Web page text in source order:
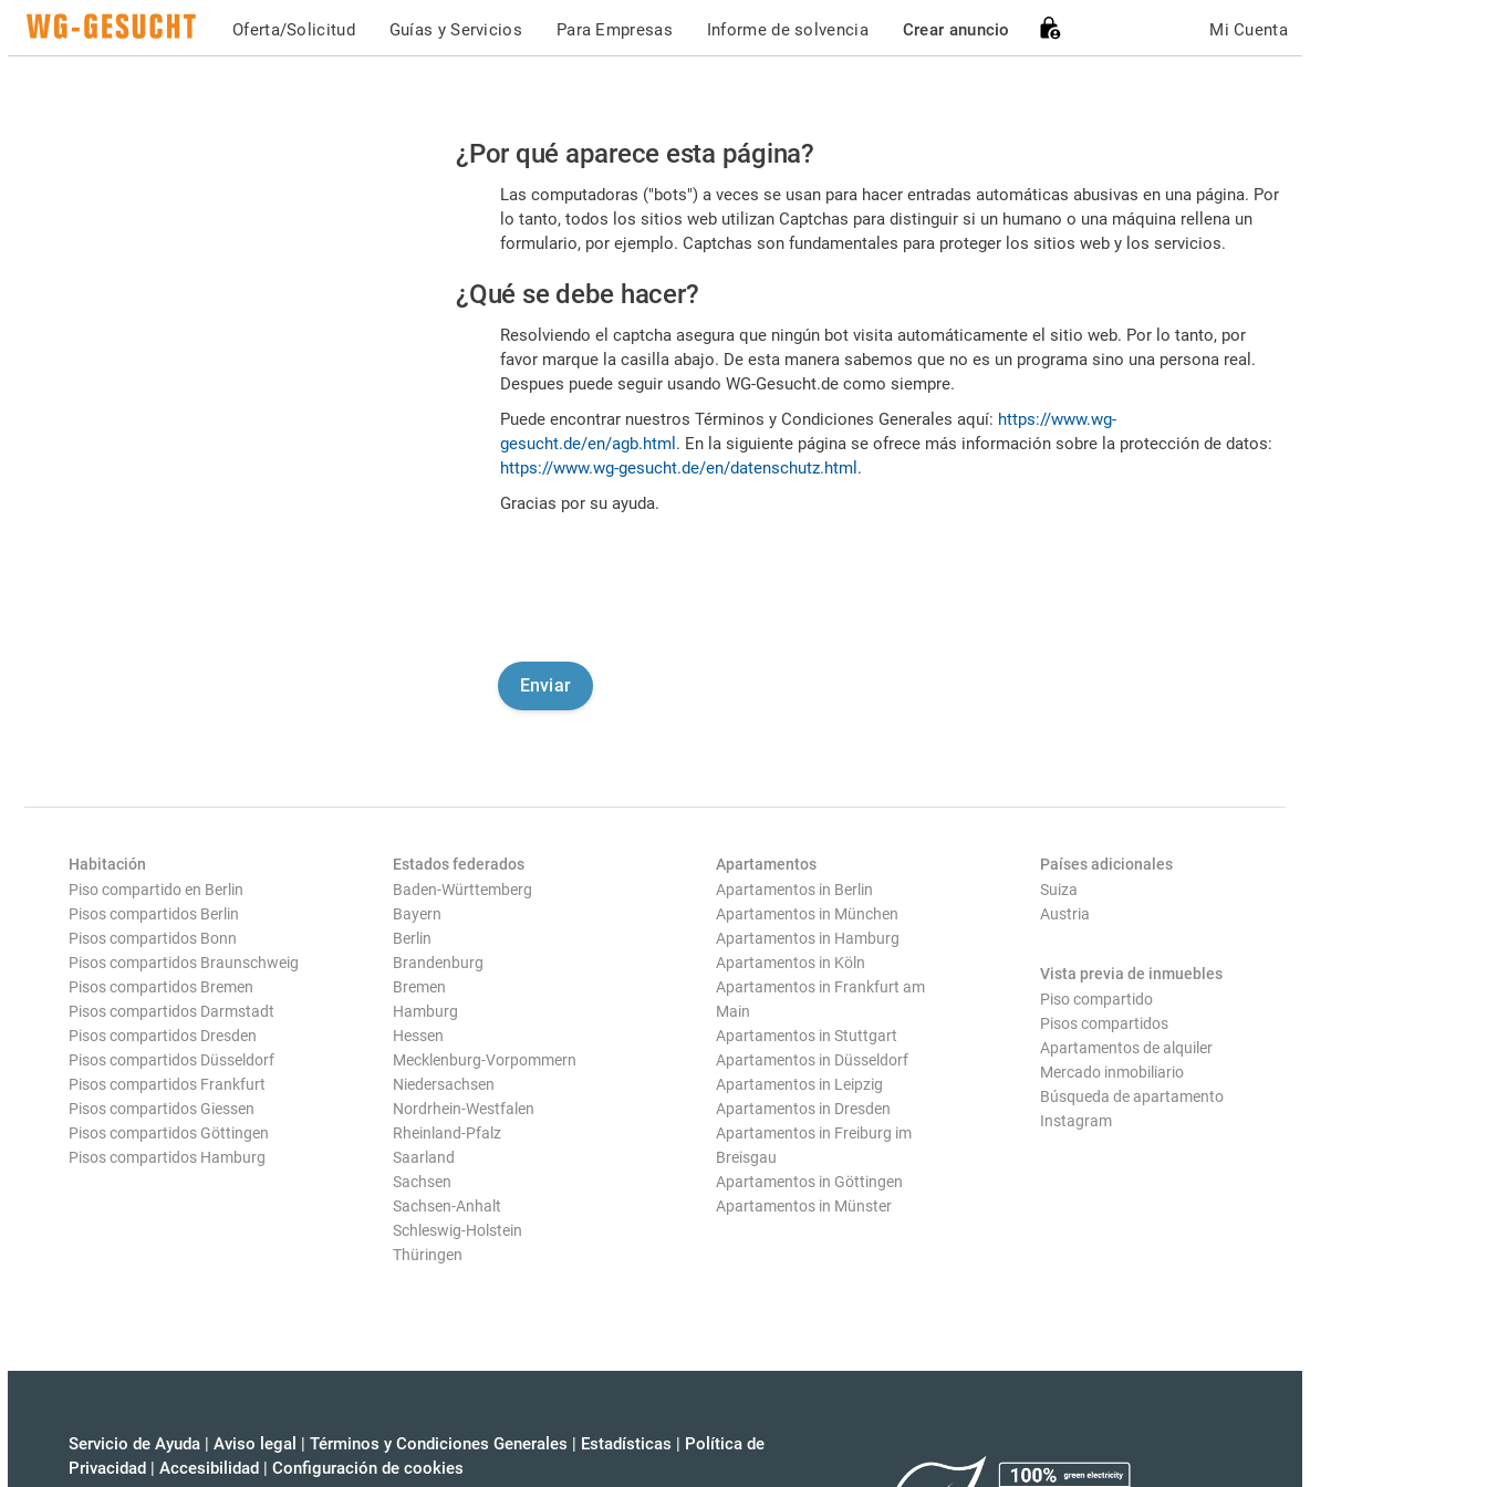
Oferta/Solicitud Guías y Servicios Para Empresas Informe de solvencia Crear anuncio Mi Cuenta
Por
favor,
confirme
es
humano
¿Por qué aparece esta página?
Las computadoras ("bots") a veces se usan para hacer entradas automáticas abusivas en una página. Por
lo tanto, todos los sitios web utilizan Captchas para distinguir si un humano o una máquina rellena un
formulario, por ejemplo. Captchas son fundamentales para proteger los sitios web y los servicios.
¿Qué se debe hacer?
Resolviendo el captcha asegura que ningún bot visita automáticamente el sitio web. Por lo tanto, por
favor marque la casilla abajo. De esta manera sabemos que no es un programa sino una persona real.
Despues puede seguir usando WG-Gesucht.de como siempre.
Puede encontrar nuestros Términos y Condiciones Generales aquí: https://www.wg-
gesucht.de/en/agb.html . En la siguiente página se ofrece más información sobre la protección de datos:
https://www.wg-gesucht.de/en/datenschutz.html .
Gracias por su ayuda.
Habitación
Piso compartido en Berlin
Pisos compartidos Berlin
Pisos compartidos Bonn
Pisos compartidos Braunschweig
Pisos compartidos Bremen
Pisos compartidos Darmstadt
Pisos compartidos Dresden
Pisos compartidos Düsseldorf
Pisos compartidos Frankfurt
Pisos compartidos Giessen
Pisos compartidos Göttingen
Pisos compartidos Hamburg
Estados federados
Baden-Württemberg
Bayern
Berlin
Brandenburg
Bremen
Hamburg
Hessen
Mecklenburg-Vorpommern
Niedersachsen
Nordrhein-Westfalen
Rheinland-Pfalz
Saarland
Sachsen
Sachsen-Anhalt
Schleswig-Holstein
Thüringen
Apartamentos
Apartamentos in Berlin
Apartamentos in München
Apartamentos in Hamburg
Apartamentos in Köln
Apartamentos in Frankfurt am
Main
Apartamentos in Stuttgart
Apartamentos in Düsseldorf
Apartamentos in Leipzig
Apartamentos in Dresden
Apartamentos in Freiburg im
Breisgau
Apartamentos in Göttingen
Apartamentos in Münster
Países adicionales
Suiza
Austria
Vista previa de inmuebles
Piso compartido
Pisos compartidos
Apartamentos de alquiler
Mercado inmobiliario
Búsqueda de apartamento
Instagram
Servicio de Ayuda | Aviso legal | Términos y Condiciones Generales | Estadísticas | Política de
Privacidad | Accesibilidad | Configuración de cookies